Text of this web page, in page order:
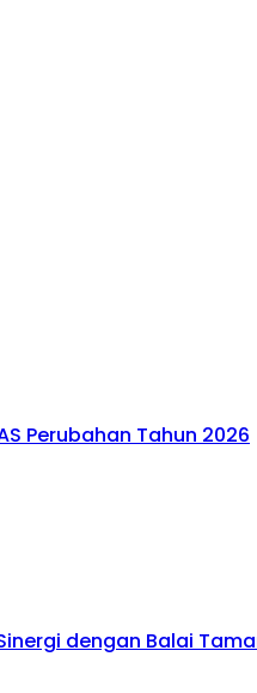
Perubahan Tahun 2026
Sinergi dengan Balai